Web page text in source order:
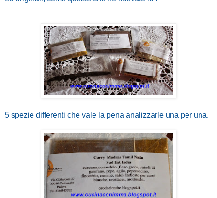
5 spezie differenti che vale la pena analizzarle una per una.